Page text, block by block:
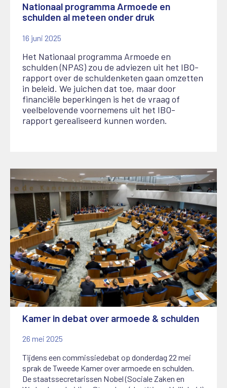
Nationaal programma Armoede en
schulden al meteen onder druk
16 juni 2025
Het Nationaal programma Armoede en
schulden (NPAS) zou de adviezen uit het IBO-
rapport over de schuldenketen gaan omzetten
in beleid. We juichen dat toe, maar door
financiële beperkingen is het de vraag of
veelbelovende voornemens uit het IBO-
rapport gerealiseerd kunnen worden.
Kamer in debat over armoede & schulden
26 mei 2025
Tijdens een commissiedebat op donderdag 22 mei
sprak de Tweede Kamer over armoede en schulden.
De staatssecretarissen Nobel (Sociale Zaken en